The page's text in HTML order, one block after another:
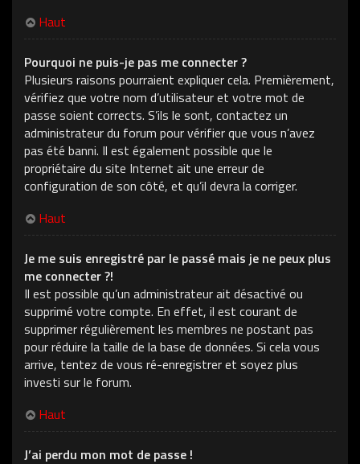
Haut
Pourquoi ne puis-je pas me connecter ?
Plusieurs raisons pourraient expliquer cela. Premièrement,
vérifiez que votre nom d’utilisateur et votre mot de
passe soient corrects. S’ils le sont, contactez un
administrateur du forum pour vérifier que vous n’avez
pas été banni. Il est également possible que le
propriétaire du site Internet ait une erreur de
configuration de son côté, et qu’il devra la corriger.
Haut
Je me suis enregistré par le passé mais je ne peux plus
me connecter ?!
Il est possible qu’un administrateur ait désactivé ou
supprimé votre compte. En effet, il est courant de
supprimer régulièrement les membres ne postant pas
pour réduire la taille de la base de données. Si cela vous
arrive, tentez de vous ré-enregistrer et soyez plus
investi sur le forum.
Haut
J’ai perdu mon mot de passe !